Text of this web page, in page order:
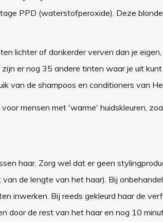
PPD (waterstofperoxide). Deze
lichter of donkerder verven dan je
er nog 35 andere tinten waar je uit
van de shampoos en conditioners van
mensen met 'warme' huidskleuren,
haar. Zorg wel dat er geen
de lengte van het haar). Bij
inwerken. Bij reeds gekleurd haar de
door de rest van het haar en nog 10